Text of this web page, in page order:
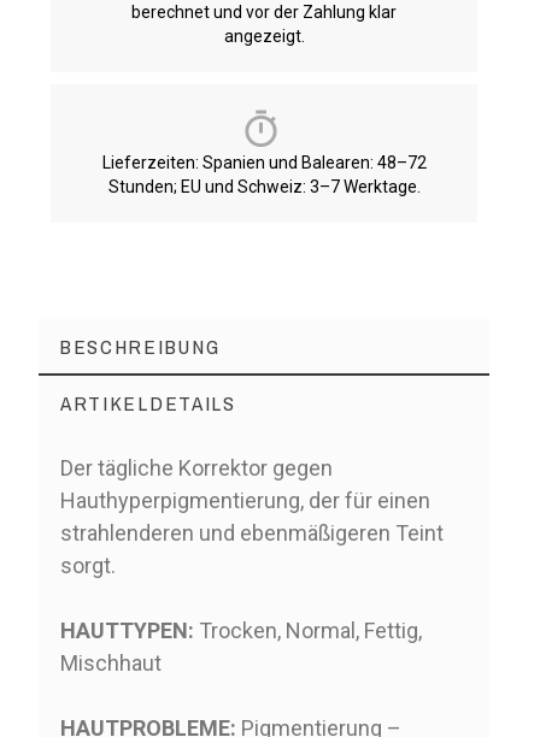
berechnet und vor der Zahlung klar
angezeigt.
Lieferzeiten: Spanien und Balearen: 48–72
Stunden; EU und Schweiz: 3–7 Werktage.
BESCHREIBUNG
ARTIKELDETAILS
Der tägliche Korrektor gegen
Hauthyperpigmentierung, der für einen
strahlenderen und ebenmäßigeren Teint
sorgt.
HAUTTYPEN: Trocken, Normal, Fettig,
Mischhaut
HAUTPROBLEME: Pigmentierung –